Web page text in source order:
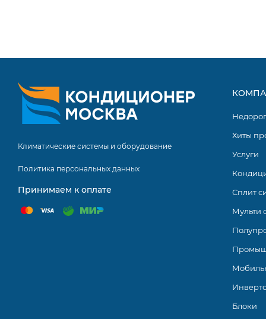
Климатические системы и оборудование
Политика персональных данных
Принимаем к оплате
Хиты
Услуги
Сплит
Мульти
Блоки